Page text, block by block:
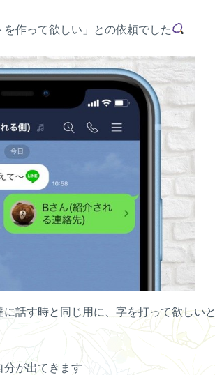
を作って欲しい」との依頼でした
話す時と同じ用に、字を打って欲しいと
が出てきます